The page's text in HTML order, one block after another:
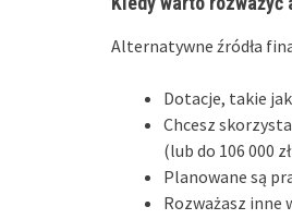
Alternatywne źródła
Dotacje, takie
Chcesz
(lub do 106 000
Planowane są
Rozważasz